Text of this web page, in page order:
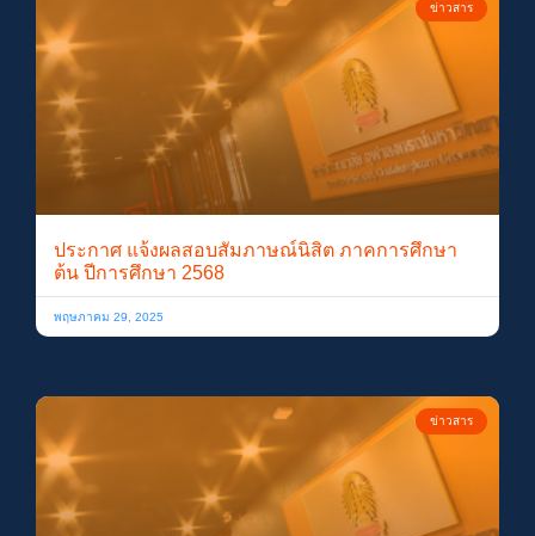
ข่าวสาร
ประกาศ แจ้งผลสอบสัมภาษณ์นิสิต ภาคการศึกษา
ต้น ปีการศึกษา 2568
พฤษภาคม 29, 2025
ข่าวสาร